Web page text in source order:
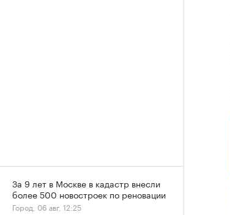
За 9 лет в Москве в кадастр внесли
более 500 новостроек по реновации
Город, 06 авг, 12:25